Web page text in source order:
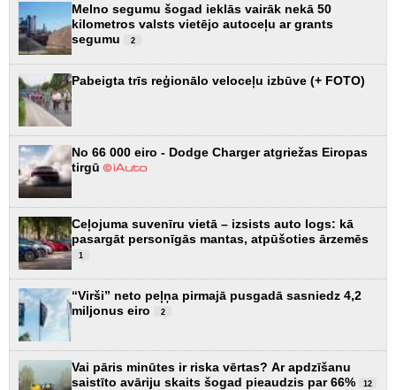
Melno segumu šogad ieklās vairāk nekā 50
kilometros valsts vietējo autoceļu ar grants
segumu
2
Pabeigta trīs reģionālo veloceļu izbūve (+ FOTO)
No 66 000 eiro - Dodge Charger atgriežas Eiropas
tirgū
Ceļojuma suvenīru vietā – izsists auto logs: kā
pasargāt personīgās mantas, atpūšoties ārzemēs
1
“Virši” neto peļņa pirmajā pusgadā sasniedz 4,2
miljonus eiro
2
Vai pāris minūtes ir riska vērtas? Ar apdzīšanu
saistīto avāriju skaits šogad pieaudzis par 66%
12